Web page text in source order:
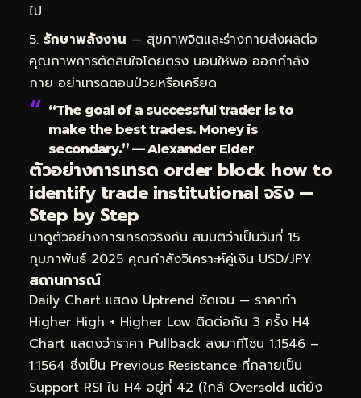
ไป
รักษาพลังงาน — สุขภาพจิตและร่างกายส่งผลต่อ
คุณภาพการตัดสินใจโดยตรง นอนให้พอ ออกกำลัง
กาย อย่าเทรดตอนป่วยหรือเครียด
“The goal of a successful trader is to
make the best trades. Money is
secondary.” — Alexander Elder
ตัวอย่างการเทรด order block how to
identify trade institutional จริง —
Step by Step
มาดูตัวอย่างการเทรดจริงกัน สมมติว่าเป็นวันที่ 15
กุมภาพันธ์ 2025 คุณกำลังวิเคราะห์คู่เงิน USD/JPY
สถานการณ์
Daily Chart แสดง Uptrend ชัดเจน — ราคาทำ
Higher High + Higher Low ติดต่อกัน 3 ครั้ง H4
Chart แสดงว่าราคา Pullback ลงมาที่โซน 1.1546 –
1.1564 ซึ่งเป็น Previous Resistance ที่กลายเป็น
Support RSI ใน H4 อยู่ที่ 42 (ใกล้ Oversold แต่ยัง